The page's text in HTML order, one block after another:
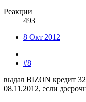
Реакции
493
8 Окт 2012
#8
выдал BIZON кредит
08.11.2012, если